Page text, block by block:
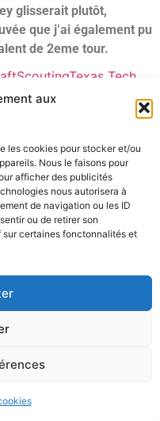
aux
les cookies pour stocker et/ou
Nous le faisons pour
afficher des publicités
nous autorisera à
de navigation ou les ID
ou de retirer son
certaines fonctonnalités et
glisserait plutôt,
que j’ai également pu
de 2eme tour.
ScoutingTexas Tech
© 2023
protégés par les droits
distribuer ou utiliser de
sans l’autorisation